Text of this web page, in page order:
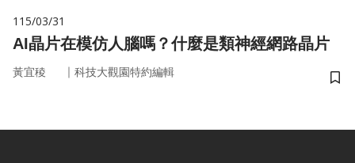
115/03/31
AI晶片在模仿人腦嗎？什麼是類神經網路晶片
黃宜稜 ｜ 科技大觀園特約編輯
儲